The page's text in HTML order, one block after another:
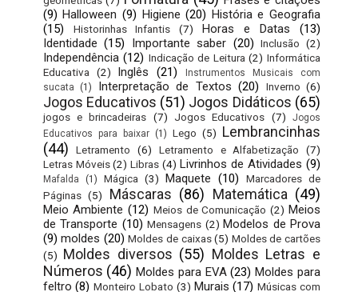
(9) Halloween (9) Higiene (20) História e Geografia
(15)
Historinhas Infantis (7) Horas e Datas
(13)
Identidade (15) Importante saber (20) Inclusão (2)
Independência (12) Indicação de Leitura (2) Informática
Educativa
(2) Inglês (21)
Instrumentos Musicais com
sucata
(1) Interpretação de Textos (20) Inverno (6)
Jogos Educativos (51) Jogos Didáticos (65)
jogos e brincadeiras (7) Jogos Educativos (7)
Jogos
Educativos para baixar (1) Lego (5) Lembrancinhas
(44)
Letramento (6) Letramento e Alfabetização
(7)
Letras Móveis (2) Libras (4) Livrinhos de Atividades (9)
Mafalda (1) Mágica (3) Maquete (10)
Marcadores de
Páginas (5) Máscaras (86) Matemática (49)
Meio Ambiente (12) Meios de Comunicação (2) Meios
de Transporte (10) Mensagens (2) Modelos de Prova
(9) moldes (20) Moldes de caixas (5) Moldes de cartões
(5) Moldes diversos (55) Moldes Letras e
Números (46) Moldes para EVA (23) Moldes para
feltro (8) Monteiro Lobato (3) Murais (17) Músicas com